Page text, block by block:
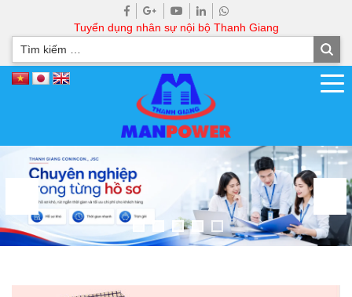
Tuyển dụng nhân sự nội bộ Thanh Giang